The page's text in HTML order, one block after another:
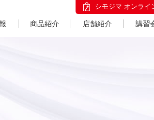
シモジマ オンライ
商品紹介 店舗紹介 講習